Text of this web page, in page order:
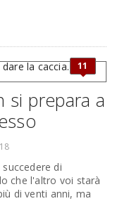
11
si prepara a
di
che l'altro voi starà
di venti anni, ma